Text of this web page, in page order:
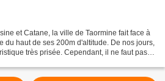
et Catane, la ville de Taormine fait face à
du haut de ses 200m d'altitude. De nos jours,
très prisée. Cependant, il ne faut pas